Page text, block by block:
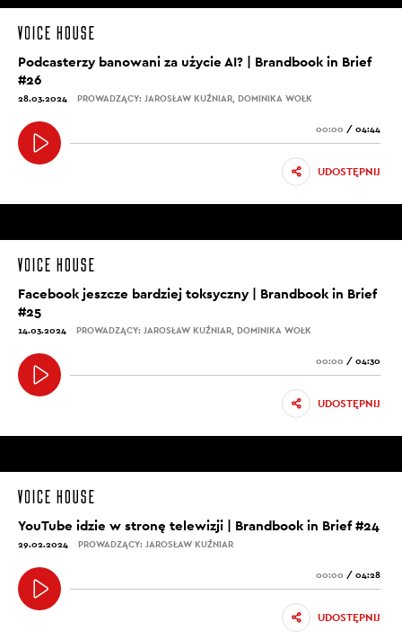
Podcasterzy banowani za użycie AI? | Brandbook in Brief
#26
28.03.2024 PROWADZĄCY: JAROSŁAW KUŹNIAR, DOMINIKA WOŁK
00:00 / 04:44
UDOSTĘPNIJ
Facebook jeszcze bardziej toksyczny | Brandbook in Brief
#25
14.03.2024 PROWADZĄCY: JAROSŁAW KUŹNIAR, DOMINIKA WOŁK
00:00 / 04:30
UDOSTĘPNIJ
YouTube idzie w stronę telewizji | Brandbook in Brief #24
29.02.2024 PROWADZĄCY: JAROSŁAW KUŹNIAR
00:00 / 04:28
UDOSTĘPNIJ